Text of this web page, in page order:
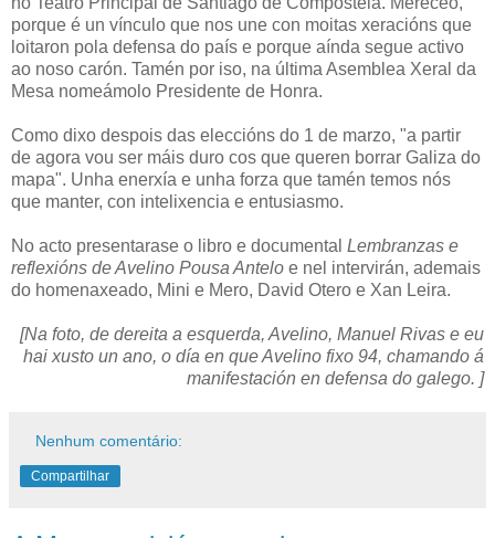
porque é un vínculo que nos une con moitas xeracións que
loitaron pola defensa do país e porque aínda segue activo
ao noso carón. Tamén por iso, na última Asemblea Xeral da
Mesa nomeámolo Presidente de Honra.
Como dixo despois das eleccións do 1 de marzo, "a partir
de agora vou ser máis duro cos que queren borrar Galiza do
mapa". Unha enerxía e unha forza que tamén temos nós
que manter, con intelixencia e entusiasmo.
No acto presentarase o libro e documental Lembranzas e
reflexións de Avelino Pousa Antelo e nel intervirán, ademais
do homenaxeado, Mini e Mero, David Otero e Xan Leira.
[Na foto, de dereita a esquerda, Avelino, Manuel Rivas e eu
hai xusto un ano, o día en que Avelino fixo 94, chamando á
manifestación en defensa do galego. ]
Nenhum comentário:
Compartilhar